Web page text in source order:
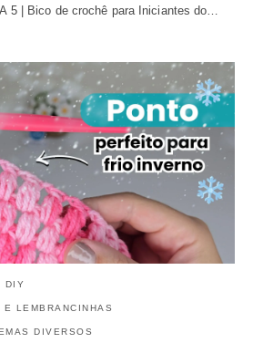
5 | Bico de crochê para Iniciantes do…
DIY
LEMBRANCINHAS
DIVERSOS